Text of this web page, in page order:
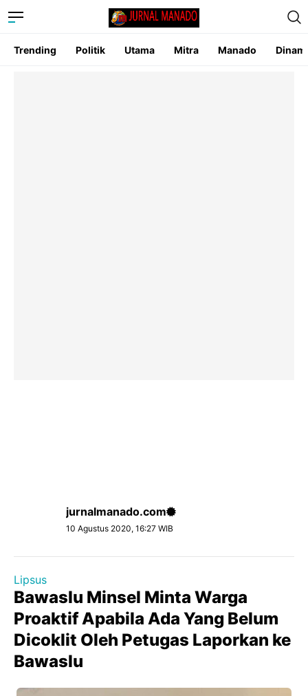
Trending Politik Utama Mitra Manado
jurnalmanado.com
10 Agustus 2020, 16:27 WIB
Lipsus
Bawaslu Minsel Minta Warga
Proaktif Apabila Ada Yang Belum
Dicoklit Oleh Petugas Laporkan ke
Bawaslu